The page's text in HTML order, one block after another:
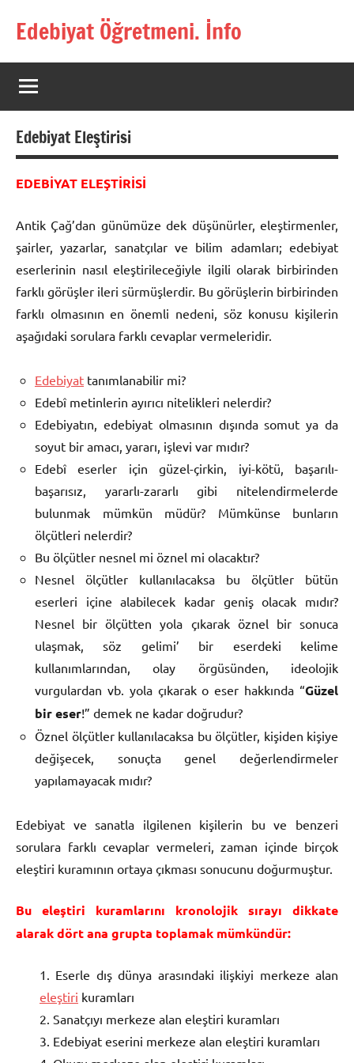
Edebiyat Öğretmeni. İnfo
Türkçe,
Türk
Dili
ve
Öğretmenlerinin
Kaynak
Edebiyat Eleştirisi
EDEBİYAT ELEŞTİRİSİ
Antik Çağ’dan günümüze dek düşünürler, eleştirmenler,
şairler, yazarlar, sanatçılar ve bilim adamları; edebiyat
eserlerinin nasıl eleştirileceğiyle ilgili olarak birbirinden
farklı görüşler ileri sürmüşlerdir. Bu görüşlerin birbirinden
farklı olmasının en önemli nedeni, söz konusu kişilerin
aşağıdaki sorulara farklı cevaplar vermeleridir.
Edebiyat tanımlanabilir mi?
Edebî metinlerin ayırıcı nitelikleri nelerdir?
Edebiyatın, edebiyat olmasının dışında somut ya da
soyut bir amacı, yararı, işlevi var mıdır?
Edebî eserler için güzel-çirkin, iyi-kötü, başarılı-
başarısız, yararlı-zararlı gibi nitelendirmelerde
bulunmak mümkün müdür? Mümkünse bunların
ölçütleri nelerdir?
Bu ölçütler nesnel mi öznel mi olacaktır?
Nesnel ölçütler kullanılacaksa bu ölçütler bütün
eserleri içine alabilecek kadar geniş olacak mıdır?
Nesnel bir ölçütten yola çıkarak öznel bir sonuca
ulaşmak, söz gelimi’ bir eserdeki kelime
kullanımlarından, olay örgüsünden, ideolojik
vurgulardan vb. yola çıkarak o eser hakkında “Güzel
bir eser!” demek ne kadar doğrudur?
Öznel ölçütler kullanılacaksa bu ölçütler, kişiden kişiye
değişecek, sonuçta genel değerlendirmeler
yapılamayacak mıdır?
Edebiyat ve sanatla ilgilenen kişilerin bu ve benzeri
sorulara farklı cevaplar vermeleri, zaman içinde birçok
eleştiri kuramının ortaya çıkması sonucunu doğurmuştur.
Bu eleştiri kuramlarını kronolojik sırayı dikkate
alarak dört ana grupta toplamak mümkündür:
1. Eserle dış dünya arasındaki ilişkiyi merkeze alan
eleştiri kuramları
2. Sanatçıyı merkeze alan eleştiri kuramları
3. Edebiyat eserini merkeze alan eleştiri kuramları